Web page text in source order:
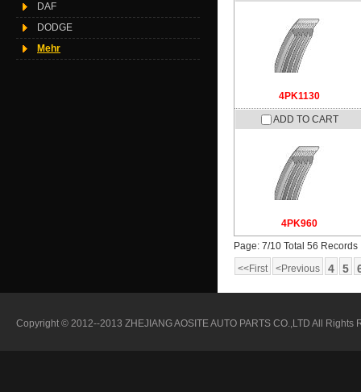
4PK1130
ADD TO CART
4PK960
Page: 7/10 Total 56 Records
<<First
<Previous 4 5
DAF
DODGE
Mehr
Copyright © 2012--2013 ZHEJIANG AOSITE AUTO PARTS CO.,LTD All Rights